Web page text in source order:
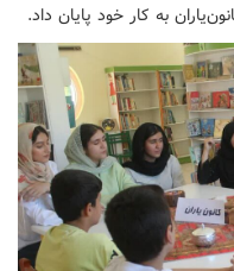
به کار خود پایان داد.